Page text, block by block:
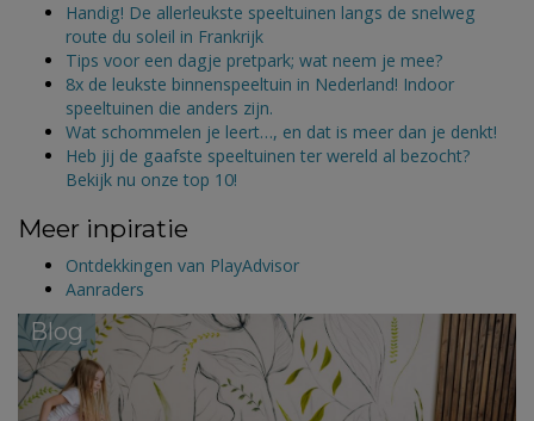
Handig! De allerleukste speeltuinen langs de snelweg
route du soleil in Frankrijk
Tips voor een dagje pretpark; wat neem je mee?
8x de leukste binnenspeeltuin in Nederland! Indoor
speeltuinen die anders zijn.
Wat schommelen je leert…, en dat is meer dan je denkt!
Heb jij de gaafste speeltuinen ter wereld al bezocht?
Bekijk nu onze top 10!
Meer inpiratie
Ontdekkingen van PlayAdvisor
Aanraders
Blog